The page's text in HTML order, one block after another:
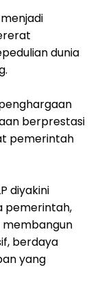
dunia
berprestasi
pemerintah
diyakini
pemerintah,
berdaya
yang